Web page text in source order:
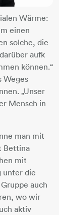
Wärme:
einen
solche, die
aufk
können.“
Weges
„Unser
Mensch in
man mit
Bettina
mit
unter die
auch
wo wir
aktiv